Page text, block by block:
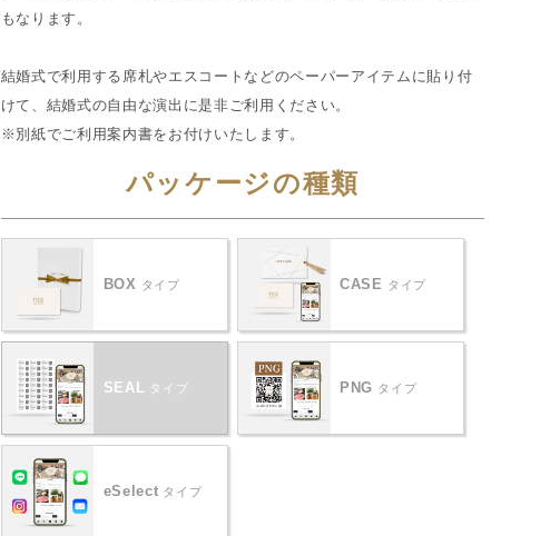
もなります。
結婚式で利用する席札やエスコートなどのペーパーアイテムに貼り付
けて、結婚式の自由な演出に是非ご利用ください。
※別紙でご利用案内書をお付けいたします。
パッケージの種類
BOX タイプ CASE タイプ
SEAL タイプ PNG タイプ
eSelect タイプ